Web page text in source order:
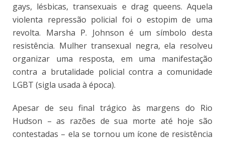
gays, lésbicas, transexuais e drag queens. Aquela
violenta repressão policial foi o estopim de uma
revolta. Marsha P. Johnson é um símbolo desta
resistência. Mulher transexual negra, ela resolveu
organizar uma resposta, em uma manifestação
contra a brutalidade policial contra a comunidade
LGBT (sigla usada à época).
Apesar de seu final trágico às margens do Rio
Hudson – as razões de sua morte até hoje são
contestadas – ela se tornou um ícone de resistência